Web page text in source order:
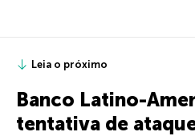
Leia o próximo
Banco Latino-
tentativa de